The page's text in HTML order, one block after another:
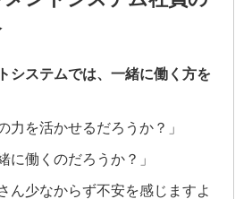
ニア
ーション営業
務
理部
システムでは、一緒に働く方を
力を活かせるだろうか？」
に働くのだろうか？」
ん少なからず不安を感じますよ